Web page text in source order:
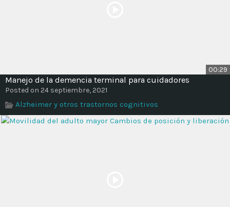
00:29
Manejo de la demencia terminal para cuidadores
Posted on 24 septiembre, 2021
Alzheimer y otros trastornos cognitivos